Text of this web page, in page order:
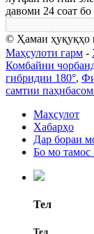
давоми 24 соат
© Ҳамаи ҳуқуқҳо
Маҳсулоти гарм -
Комбайни
гибридии 180°,
самтии
Маҳсулот
Хабарҳо
Дар бораи
Бо мо тамос
Тел
Тел